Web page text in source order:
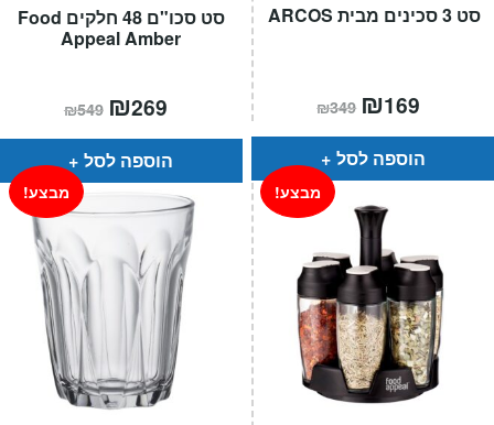
סט סכו"ם 48 חלקים Food
Appeal Amber
₪549 המחיר
המקורי
היה:
₪549.
₪269
הוא:
הוספה לסל
סט 3 סכינים מבית ARCOS
₪349 המחיר
המקורי
היה:
₪349.
₪169
הוא:
הוספה לסל
מבצע! מבצע!